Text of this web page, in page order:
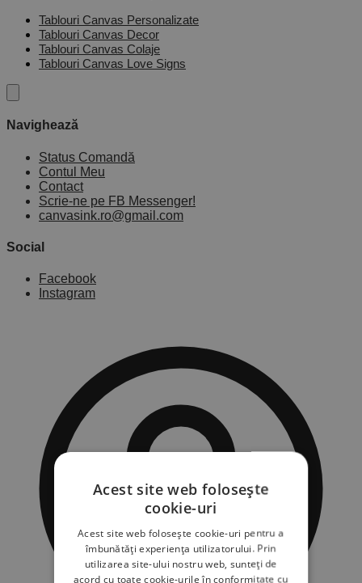
Tablouri Canvas Personalizate
Tablouri Canvas Decor
Tablouri Canvas Colaje
Tablouri Canvas Love Signs
Navighează
Status Comandă
Contul Meu
Contact
Scrie-ne pe FB Messenger!
canvasink.ro@gmail.com
Social
Facebook
Instagram
Acest site web folosește
cookie-uri
Acest site web folosește cookie-uri pentru a
îmbunătăți experiența utilizatorului. Prin
utilizarea site-ului nostru web, sunteți de
acord cu toate cookie-urile în conformitate cu